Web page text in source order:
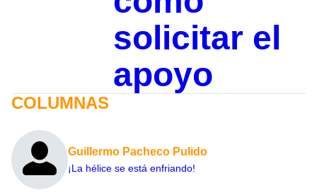
solicitar el
apoyo
COLUMNAS
Guillermo Pacheco Pulido
¡La hélice se está enfriando!